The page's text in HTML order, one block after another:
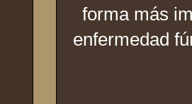
forma más
enfermedad